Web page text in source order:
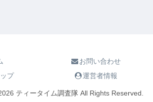
お問い合わせ
プ
運営者情報
ティータイム調査隊 All Rights Reserved.